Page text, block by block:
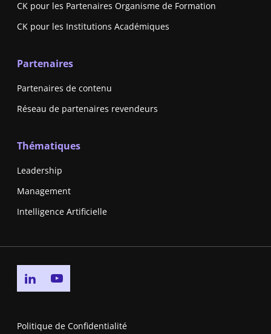
CK pour les Partenaires Organisme de Formation
CK pour les Institutions Académiques
Partenaires
Partenaires de contenu
Réseau de partenaires revendeurs
Thématiques
Leadership
Management
Intelligence Artificielle
Go to linkedin page
Politique de Confidentialité